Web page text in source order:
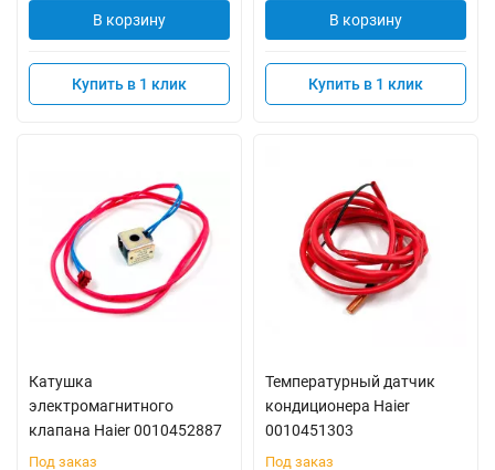
В корзину
Купить в 1 клик
В корзину
Купить в 1 клик
Катушка
электромагнитного
клапана Haier 0010452887
Под заказ
Температурный датчик
кондиционера Haier
0010451303
Под заказ